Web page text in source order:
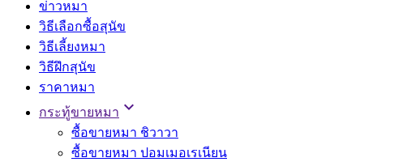
ข่าวหมา
วิธีเลือกซื้อสุนัข
วิธีเลี้ยงหมา
วิธีฝึกสุนัข
ราคาหมา
กระทู้ขายหมา 
ซื้อขายหมา ชิวาวา
ซื้อขายหมา ปอมเมอเรเนียน